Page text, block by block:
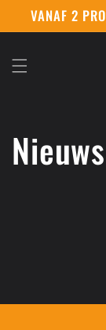
VANAF 2
Nieuws